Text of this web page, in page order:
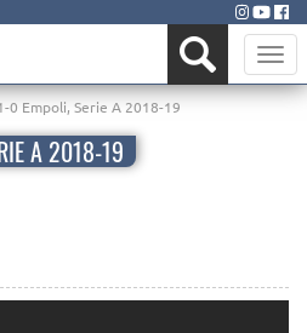
Toggle
0 Empoli, Serie A 2018-19
A 2018-19